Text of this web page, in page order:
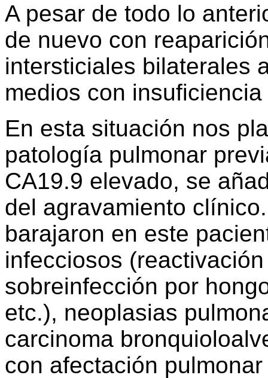
A pesar de todo lo
de nuevo con
intersticiales bilaterales
medios con
En esta situación nos
patología pulmonar
CA19.9 elevado, se
del agravamiento
barajaron en este
infecciosos
sobreinfección por
etc.), neoplasias
carcinoma
con afectación